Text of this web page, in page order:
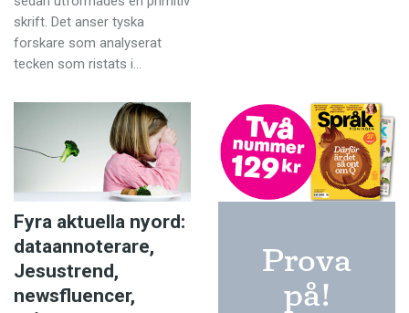
skrift. Det anser tyska
forskare som analyserat
tecken som ristats i…
Fyra aktuella nyord:
dataannoterare,
Jesustrend,
newsfluencer,
Prova
på!